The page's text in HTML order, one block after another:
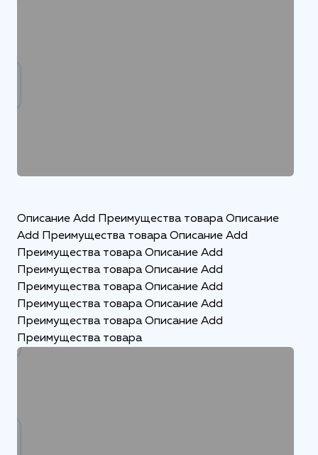
Описание Add Преимущества товара Описание
Add Преимущества товара Описание Add
Преимущества товара Описание Add
Преимущества товара Описание Add
Преимущества товара Описание Add
Преимущества товара Описание Add
Преимущества товара Описание Add
Преимущества товара